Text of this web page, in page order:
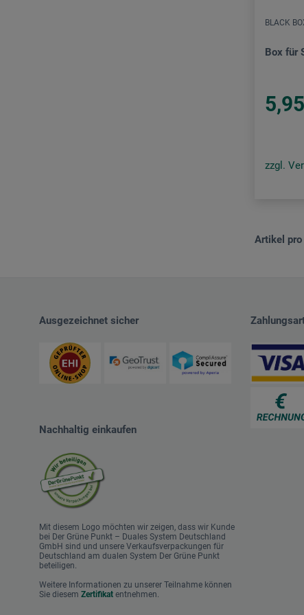
BLACK
Box für
5,95
zzgl.
Artikel pro
Ausgezeichnet sicher
Nachhaltig einkaufen
Mit diesem Logo möchten wir zeigen, dass wir Kunde
bei Der Grüne Punkt – Duales System Deutschland
GmbH sind und unsere Verkaufsverpackungen für
Deutschland am dualen System Der Grüne Punkt
beteiligen.
Weitere Informationen zu unserer Teilnahme können
Sie diesem Zertifikat entnehmen.